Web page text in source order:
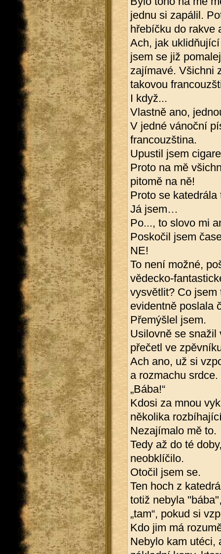
jednu si zapálil.
hřebíčku do rakve
Ach, jak
jsem se již
zajímavé. Všichni
takovou
I když...
Vlastně ano,
V jedné vánoční
francouzština.
Upustil jsem
Proto na mě
pitomě na ně!
Proto se katedrála
Já jsem…
Po..., to slovo mi
Poskočil jsem
NE!
To není možné,
vědecko-
vysvětlit? Co jsem
evidentně poslala
Přemýšlel jsem.
Usilovně se snažil
přečetl ve
Ach ano, už si
a rozmachu srdce.
„Bába!“
Kdosi za mnou
několika
Nezajímalo mě to.
Tedy až do té
neobklíčilo.
Otočil jsem se.
Ten hoch z
totiž nebyla
„tam“, pokud si
Kdo jim má
Nebylo kam utéci,